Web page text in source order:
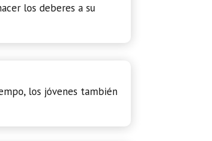
los deberes a su
los jóvenes también